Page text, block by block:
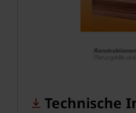
Technische